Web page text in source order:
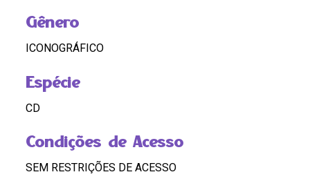
Gênero
ICONOGRÁFICO
Espécie
CD
Condições de Acesso
SEM RESTRIÇÕES DE ACESSO